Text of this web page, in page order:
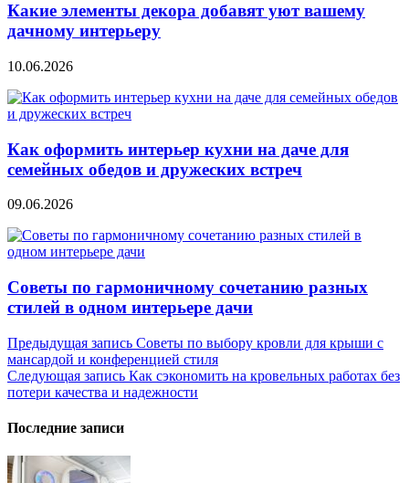
Какие элементы декора добавят уют вашему
дачному интерьеру
10.06.2026
Как оформить интерьер кухни на даче для
семейных обедов и дружеских встреч
09.06.2026
Советы по гармоничному сочетанию разных
стилей в одном интерьере дачи
Навигация
по
записям
Предыдущая запись Советы по выбору кровли для крыши с
мансардой и конференцией стиля
Следующая запись Как сэкономить на кровельных работах без
потери качества и надежности
Последние записи